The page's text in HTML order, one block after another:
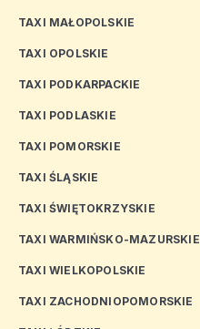
TAXI MAŁOPOLSKIE
TAXI OPOLSKIE
TAXI PODKARPACKIE
TAXI PODLASKIE
TAXI POMORSKIE
TAXI ŚLĄSKIE
TAXI ŚWIĘTOKRZYSKIE
TAXI WARMIŃSKO-MAZURSKIE
TAXI WIELKOPOLSKIE
TAXI ZACHODNIOPOMORSKIE